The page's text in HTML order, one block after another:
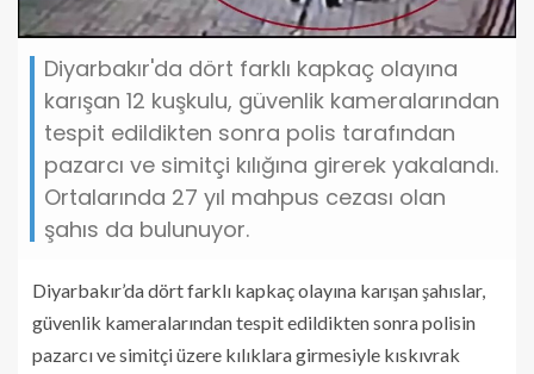
Diyarbakır'da dört farklı kapkaç olayına
karışan 12 kuşkulu, güvenlik kameralarından
tespit edildikten sonra polis tarafından
pazarcı ve simitçi kılığına girerek yakalandı.
Ortalarında 27 yıl mahpus cezası olan
şahıs da bulunuyor.
Diyarbakır’da dört farklı kapkaç olayına karışan şahıslar,
güvenlik kameralarından tespit edildikten sonra polisin
pazarcı ve simitçi üzere kılıklara girmesiyle kıskıvrak